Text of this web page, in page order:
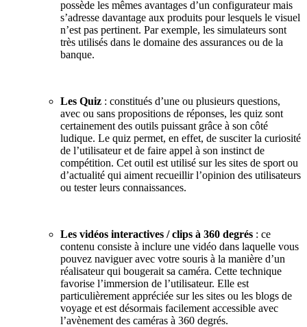
possède les mêmes avantages d’un configurateur mais
s’adresse davantage aux produits pour lesquels le visuel
n’est pas pertinent. Par exemple, les simulateurs sont
très utilisés dans le domaine des assurances ou de la
banque.
Les Quiz : constitués d’une ou plusieurs questions,
avec ou sans propositions de réponses, les quiz sont
certainement des outils puissant grâce à son côté
ludique. Le quiz permet, en effet, de susciter la curiosité
de l’utilisateur et de faire appel à son instinct de
compétition. Cet outil est utilisé sur les sites de sport ou
d’actualité qui aiment recueillir l’opinion des utilisateurs
ou tester leurs connaissances.
Les vidéos interactives / clips à 360 degrés : ce
contenu consiste à inclure une vidéo dans laquelle vous
pouvez naviguer avec votre souris à la manière d’un
réalisateur qui bougerait sa caméra. Cette technique
favorise l’immersion de l’utilisateur. Elle est
particulièrement appréciée sur les sites ou les blogs de
voyage et est désormais facilement accessible avec
l’avènement des caméras à 360 degrés.